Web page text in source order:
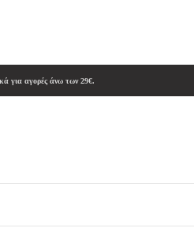
για αγορές άνω των 29€.